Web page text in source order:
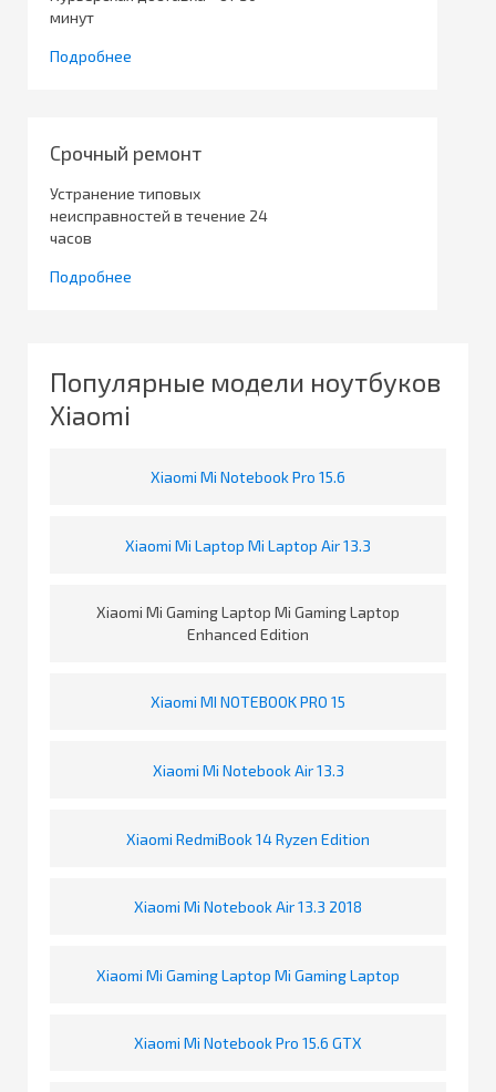
минут
Подробнее
Срочный ремонт
Устранение типовых
неисправностей в течение 24
часов
Подробнее
Популярные модели ноутбуков
Xiaomi
Xiaomi Mi Notebook Pro 15.6
Xiaomi Mi Laptop Mi Laptop Air 13.3
Xiaomi Mi Gaming Laptop Mi Gaming Laptop
Enhanced Edition
Xiaomi MI NOTEBOOK PRO 15
Xiaomi Mi Notebook Air 13.3
Xiaomi RedmiBook 14 Ryzen Edition
Xiaomi Mi Notebook Air 13.3 2018
Xiaomi Mi Gaming Laptop Mi Gaming Laptop
Xiaomi Mi Notebook Pro 15.6 GTX